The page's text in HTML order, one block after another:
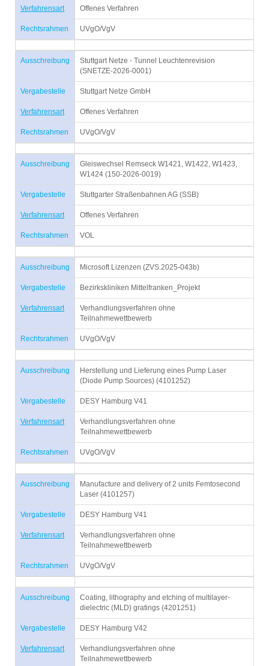
Verfahrensart Offenes Verfahren
Rechtsrahmen UVgO/VgV
Ausschreibung
Stuttgart Netze - Tunnel Leuchtenrevision
(SNETZE-2026-0001)
Vergabestelle Stuttgart Netze GmbH
Verfahrensart Offenes Verfahren
Rechtsrahmen UVgO/VgV
Ausschreibung
Gleiswechsel Remseck W1421, W1422, W1423,
W1424 (150-2026-0019)
Vergabestelle Stuttgarter Straßenbahnen AG (SSB)
Verfahrensart Offenes Verfahren
Rechtsrahmen VOL
Ausschreibung Microsoft Lizenzen (ZVS.2025-043b)
Vergabestelle Bezirkskliniken Mittelfranken_Projekt
Verfahrensart
Verhandlungsverfahren ohne
Teilnahmewettbewerb
Rechtsrahmen UVgO/VgV
Ausschreibung
Herstellung und Lieferung eines Pump Laser
(Diode Pump Sources) (4101252)
Vergabestelle DESY Hamburg V41
Verfahrensart
Verhandlungsverfahren ohne
Teilnahmewettbewerb
Rechtsrahmen UVgO/VgV
Ausschreibung
Manufacture and delivery of 2 units Femtosecond
Laser (4101257)
Vergabestelle DESY Hamburg V41
Verfahrensart
Verhandlungsverfahren ohne
Teilnahmewettbewerb
Rechtsrahmen UVgO/VgV
Ausschreibung
Coating, lithography and etching of multilayer-
dielectric (MLD) gratings (4201251)
Vergabestelle DESY Hamburg V42
Verfahrensart
Verhandlungsverfahren ohne
Teilnahmewettbewerb